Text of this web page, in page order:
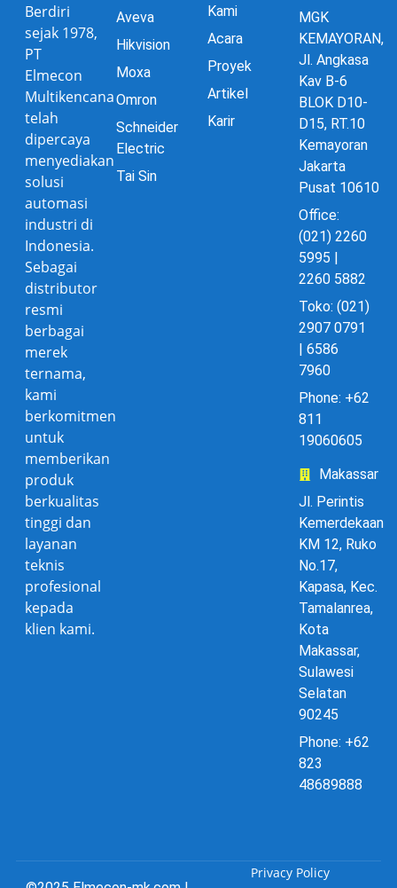
Berdiri
sejak 1978,
PT
Elmecon
Multikencana
telah
dipercaya
menyediakan
solusi
automasi
industri di
Indonesia.
Sebagai
distributor
resmi
berbagai
merek
ternama,
kami
berkomitmen
untuk
memberikan
produk
berkualitas
tinggi dan
layanan
teknis
profesional
kepada
klien kami.
Aveva
Hikvision
Moxa
Omron
Schneider
Electric
Tai Sin
Kami
Acara
Proyek
Artikel
Karir
MGK
KEMAYORAN,
Jl. Angkasa
Kav B-6
BLOK D10-
D15, RT.10
Kemayoran
Jakarta
Pusat 10610
Office:
(021) 2260
5995 |
2260 5882
Toko: (021)
2907 0791
| 6586
7960
Phone: +62
811
19060605
Makassar
Jl. Perintis
Kemerdekaan
KM 12, Ruko
No.17,
Kapasa, Kec.
Tamalanrea,
Kota
Makassar,
Sulawesi
Selatan
90245
Phone: +62
823
48689888
Privacy Policy